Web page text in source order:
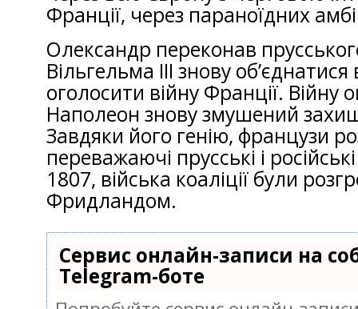
Франції, через параноїдних
Олександр переконав
Вільгельма III знову об’єднатися
оголосити війну Франції. Війну
Наполеон знову змушений
Завдяки його генію, французи
переважаючі прусські і
1807, війська коаліції були
Фридландом.
Сервис онлайн-записи на
Telegram-боте